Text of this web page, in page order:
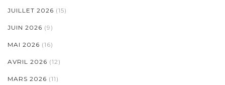
JUILLET 2026 (15)
JUIN 2026 (9)
MAI 2026 (16)
AVRIL 2026 (12)
MARS 2026 (11)